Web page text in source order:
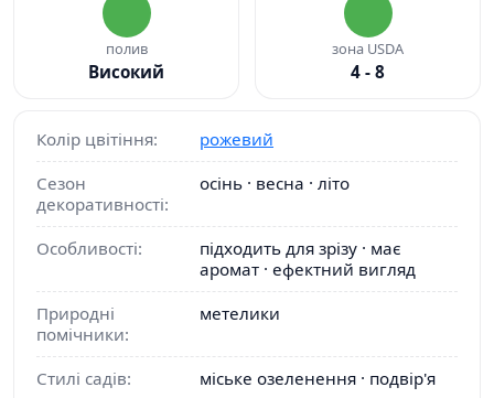
полив
Високий
зона USDA
4 - 8
Колір цвітіння:
рожевий
Сезон
декоративності:
осінь · весна · літо
Особливості:
підходить для зрізу · має
аромат · ефектний вигляд
Природні
помічники:
метелики
Стилі садів:
міське озеленення · подвір'я